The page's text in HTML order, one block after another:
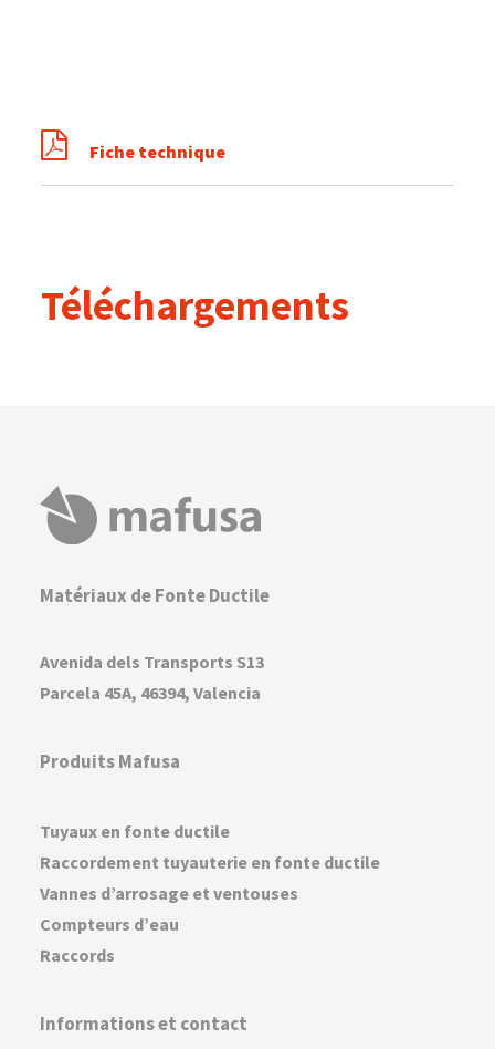
Téléchargements
Fiche technique
Matériaux de Fonte Ductile
Avenida dels Transports S13
Parcela 45A, 46394, Valencia
Produits Mafusa
Tuyaux en fonte ductile
Raccordement tuyauterie en fonte ductile
Vannes d’arrosage et ventouses
Compteurs d’eau
Raccords
Informations et contact